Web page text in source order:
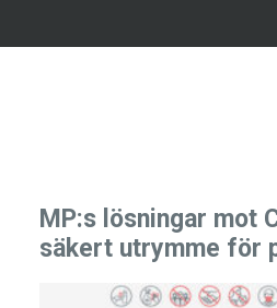
MP:s lösningar mot
säkert utrymme för